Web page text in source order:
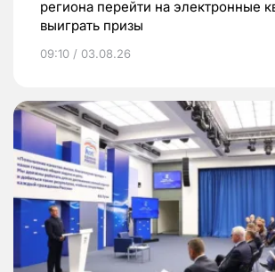
региона перейти на электронные
выиграть призы
09:10 / 03.08.26